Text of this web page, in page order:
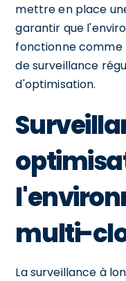
mettre en place
garantir que
fonctionne comme
de surveillance
d'optimisation.
multi-
La surveillance à